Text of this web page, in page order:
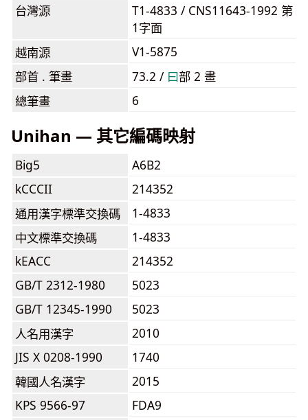
台灣源
T1-4833 / CNS11643-1992 第
1字面
越南源
V1-5875
部首 . 筆畫
73.2 / ⽈部 2 畫
總筆畫
6
Unihan — 其它編碼映射
Big5
A6B2
kCCCII
214352
通用漢字標準交換碼
1-4833
中文標準交換碼
1-4833
kEACC
214352
GB/T 2312-1980
5023
GB/T 12345-1990
5023
人名用漢字
2010
JIS X 0208-1990
1740
韓國人名漢字
2015
KPS 9566-97
FDA9